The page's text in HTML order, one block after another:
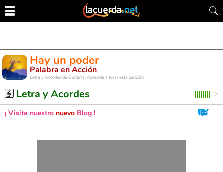
Hay un poder
Palabra en Acción
Letra y Acordes de Guitarra. Aprende a tocar esta canción
Letra y Acordes
¡ Visita nuestro nuevo Blog !